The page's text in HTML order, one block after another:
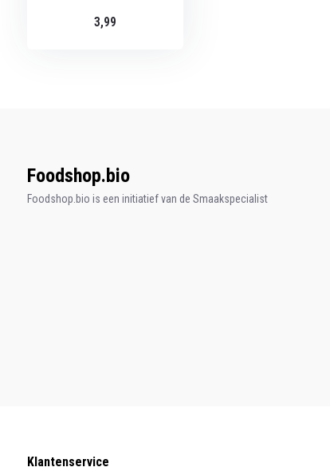
3,99
Foodshop.bio
Foodshop.bio is een initiatief van de Smaakspecialist
Klantenservice